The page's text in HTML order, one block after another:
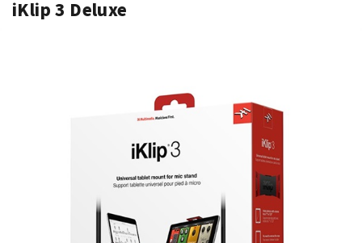
ウクレレ
パーカッション
キーボード 電子ピアノ
iKlip 3 Deluxe